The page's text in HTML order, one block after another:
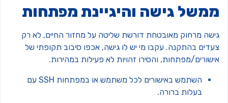
גישה והיגיינת מפתחות
מרחוק מאובטחת דורשת שליטה על מחזור החיים, לא רק
בהתקנה. עקבו מי יש לו גישה, אכפו סיבוב תקופתי של
מפתחות, והסירו זהויות לא פעילות במהירות.
השתמש באישורים לכל משתמש או במפתחות SSH עם
בעלות ברורה.